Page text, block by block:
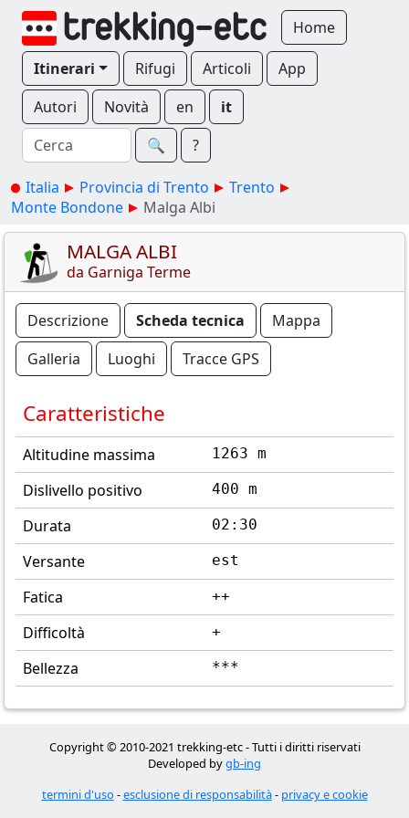
Home
Itinerari Rifugi Articoli
App
Autori
Novità en
it
🔍︎
?
Italia Provincia di Trento
Trento
Monte Bondone
Malga Albi
MALGA ALBI
da Garniga Terme
Descrizione Scheda tecnica
Mappa
Galleria
Luoghi Tracce GPS
Caratteristiche
Altitudine massima 1263 m
Dislivello positivo 400 m
Durata 02:30
Versante est
Fatica ++
Difficoltà +
Bellezza ***
Copyright © 2010-2021 trekking-etc - Tutti i diritti riservati
Developed bygb-ing
termini d'uso -esclusione di responsabilità- privacy e cookie